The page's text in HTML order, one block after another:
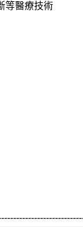
等醫療技術